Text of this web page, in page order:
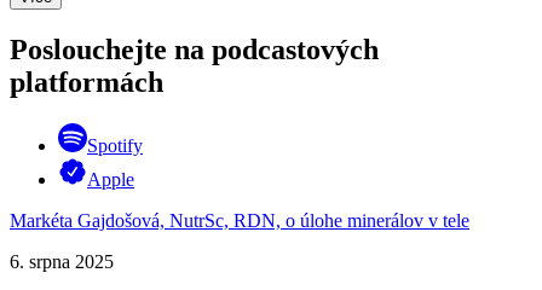
Poslouchejte na podcastových
platformách
Spotify
Apple
Markéta Gajdošová, NutrSc, RDN, o úlohe minerálov v tele
6. srpna 2025